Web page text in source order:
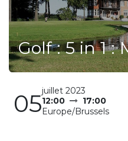
Golf : 5 in 1 :
05juillet 2023
12:00
17:00
Europe/Brussels